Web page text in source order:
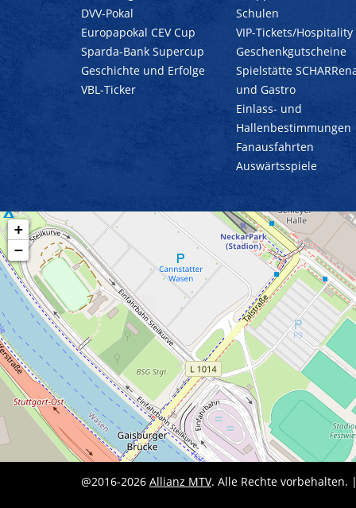
DVV-Pokal
Europapokal CEV Cup
Sparda-Bank Supercup
Geschichte und Erfolge
VBL-Ticker
Schulen
VIP-Tickets/Hospitality
Geschenkgutscheine
Spielstätte
und Gastro
Einlass- und
Hallenbestimmungen
Fanausfahrten
Auswärtsspiele
+
−
@2016-2026 Allianz MTV. Alle Rechte